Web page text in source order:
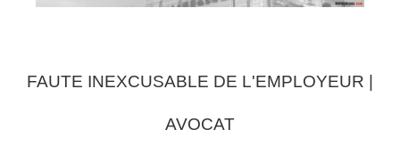
FAUTE INEXCUSABLE DE L'EMPLOYEUR |
AVOCAT